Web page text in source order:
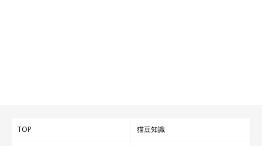
TOP 猫豆知識